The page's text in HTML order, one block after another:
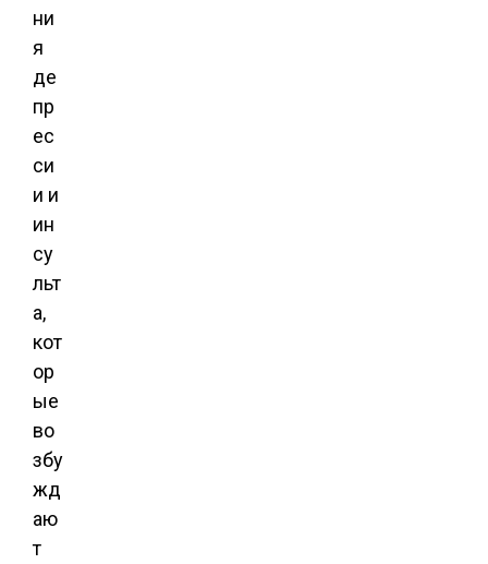
ни
я
де
пр
ес
си
и и
ин
су
льт
а,
кот
ор
ые
во
збу
жд
аю
т